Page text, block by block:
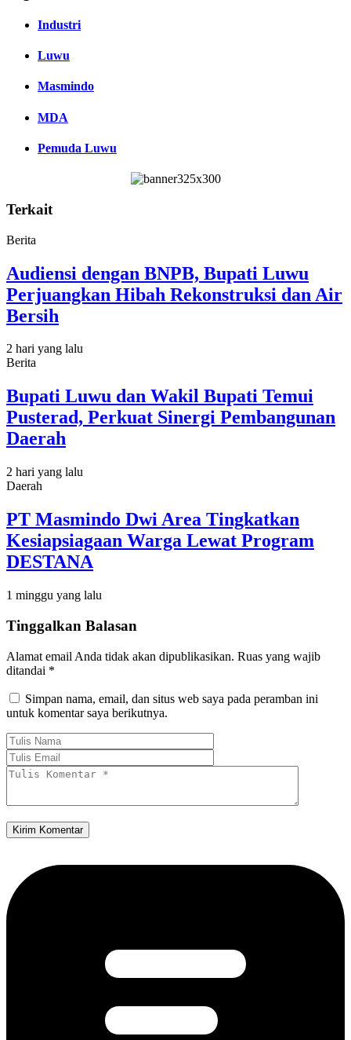
Industri
Luwu
Masmindo
MDA
Pemuda Luwu
Terkait
Berita
Audiensi dengan BNPB, Bupati Luwu
Perjuangkan Hibah Rekonstruksi dan Air
Bersih
2 hari yang lalu
Berita
Bupati Luwu dan Wakil Bupati Temui
Pusterad, Perkuat Sinergi Pembangunan
Daerah
2 hari yang lalu
Daerah
PT Masmindo Dwi Area Tingkatkan
Kesiapsiagaan Warga Lewat Program
DESTANA
1 minggu yang lalu
Tinggalkan Balasan
Alamat email Anda tidak akan dipublikasikan. Ruas yang wajib
ditandai *
Simpan nama, email, dan situs web saya pada peramban ini
untuk komentar saya berikutnya.